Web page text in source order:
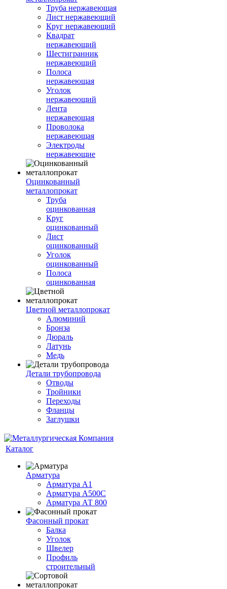
Труба нержавеющая
Лист нержавеющий
Круг нержавеющий
Квадрат
нержавеющий
Шестигранник
нержавеющий
Полоса
нержавеющая
Уголок
нержавеющий
Лента
нержавеющая
Проволока
нержавеющая
Электроды
нержавеющие
Оцинкованный
металлопрокат
Труба
оцинкованная
Круг
оцинкованный
Лист
оцинкованный
Уголок
оцинкованный
Полоса
оцинкованная
Цветной металлопрокат
Алюминий
Бронза
Дюраль
Латунь
Медь
Детали трубопровода
Отводы
Тройники
Переходы
Фланцы
Заглушки
Каталог
Арматура
Арматура А1
Арматура А500С
Арматура АТ 800
Фасонный прокат
Балка
Уголок
Швелер
Профиль
строительный